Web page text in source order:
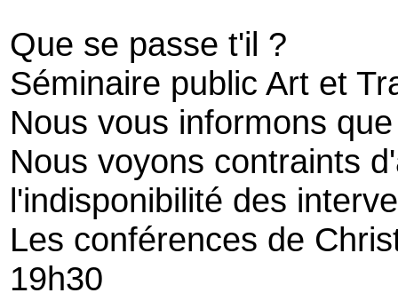
Que se passe t'il ?
Séminaire public Art et
Nous vous informons
Nous voyons contraints
l'indisponibilité des
Les conférences de
19h30